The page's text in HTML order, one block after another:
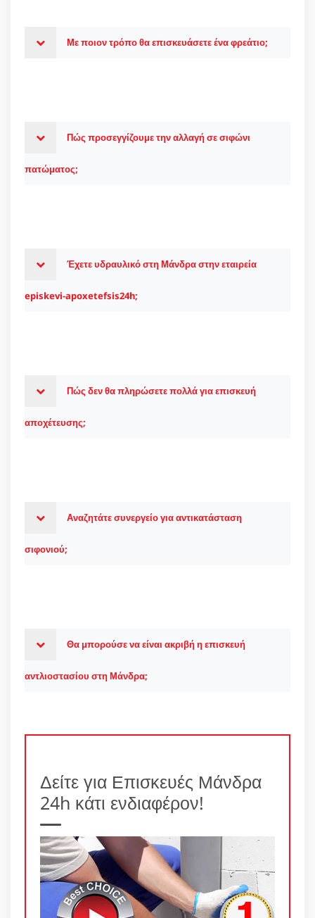
Με ποιον τρόπο θα επισκευάσετε ένα φρεάτιο;
Πώς προσεγγίζουμε την αλλαγή σε σιφώνι
πατώματος;
Έχετε υδραυλικό στη Μάνδρα στην εταιρεία
episkevi-apoxetefsis24h;
Πώς δεν θα πληρώσετε πολλά για επισκευή
αποχέτευσης;
Αναζητάτε συνεργείο για αντικατάσταση
σιφονιού;
Θα μπορούσε να είναι ακριβή η επισκευή
αντλιοστασίου στη Μάνδρα;
Δείτε για Επισκευές Μάνδρα
24h κάτι ενδιαφέρον!